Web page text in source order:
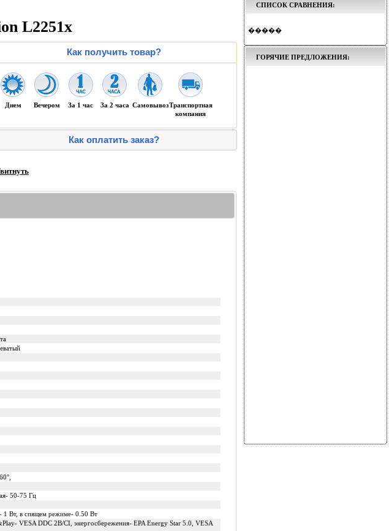
L2251x
Как получить товар?
Днем Вечером За 1 час За 2 часа СамовывозТранспортная
компания
Как оплатить заказ?
50-75 Гц
1 Вт, в спящем режиме- 0.50 Вт
VESA DDC 2B/CI, энергосбережения- EPA Energy Star 5.0, VESA
СПИСОК СРАВНЕНИЯ:
�����
ГОРЯЧИЕ ПРЕДЛОЖЕНИЯ: